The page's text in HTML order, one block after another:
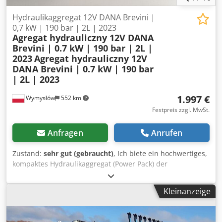
Wymysłów 552 km
Hydraulikaggregat 12V DANA Brevini |
0,7 kW | 190 bar | 2L | 2023
Agregat hydrauliczny 12V DANA
Brevini | 0.7 kW | 190 bar | 2L |
2023Agregat hydrauliczny 12V
DANA Brevini | 0.7 kW | 190 bar
| 2L | 2023
1.997 €
Festpreis zzgl. MwSt.
Anfragen Anrufen
Zustand: sehr gut (gebraucht), Ich biete ein hochwertiges,
kompaktes Hydraulikaggregat (Power Pack) der
renommierten Marke DANA / Brevini Fluid Power an. Das
Gerät befindet sich in einem sehr guten technischen
Zustand und ist sofort einsatzbereit. Dodpfxjy H Nn Ro
Acwswa Ideale Lösung für industrielle, mobile und Service-
Anwendungen. ⚙️ Technische Daten: Hersteller: Dana SAC
Kleinanzeige